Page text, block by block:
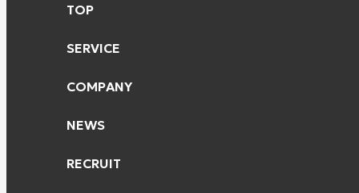
TOP
SERVICE
COMPANY
NEWS
RECRUIT